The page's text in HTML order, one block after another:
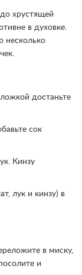
хрустящей
в духовке.
несколько
достаньте
сок
Кинзу
лук и кинзу) в
в миску,
и